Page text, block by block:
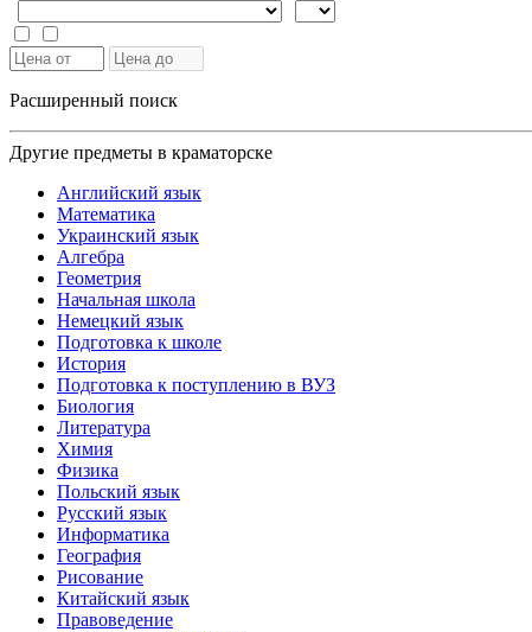
Расширенный поиск
Другие предметы в краматорске
Английский язык
Математика
Украинский язык
Алгебра
Геометрия
Начальная школа
Немецкий язык
Подготовка к школе
История
Подготовка к поступлению в ВУЗ
Биология
Литература
Химия
Физика
Польский язык
Русский язык
Информатика
География
Рисование
Китайский язык
Правоведение